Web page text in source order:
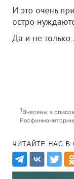
И это очень
остро
Да и не только
1Внесены в
ЧИТАЙТЕ НАС В